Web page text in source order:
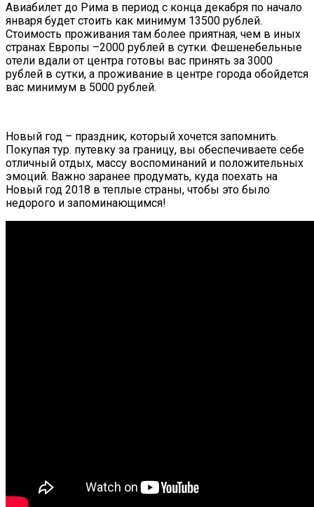
Авиабилет до Рима в период с конца декабря по начало
января будет стоить как минимум 13500 рублей.
Стоимость проживания там более приятная, чем в иных
странах Европы –2000 рублей в сутки. Фешенебельные
отели вдали от центра готовы вас принять за 3000
рублей в сутки, а проживание в центре города обойдется
вас минимум в 5000 рублей.
Новый год – праздник, который хочется запомнить.
Покупая тур. путевку за границу, вы обеспечиваете себе
отличный отдых, массу воспоминаний и положительных
эмоций. Важно заранее продумать, куда поехать на
Новый год 2018 в теплые страны, чтобы это было
недорого и запоминающимся!